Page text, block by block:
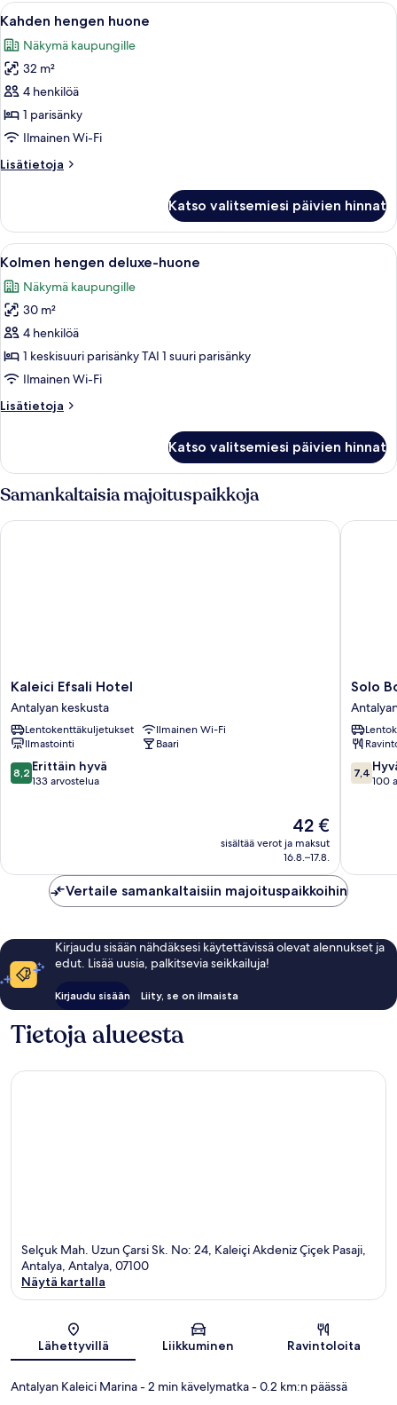
Avaa
kaikki
huonetyypin
Kahden
hengen
huone
kuvat
Sängyssä on kuviollinen päiväpeite,
9
Kahden hengen huone
Näkymä kaupungille
32 m²
4 henkilöä
1 parisänky
Ilmainen Wi-Fi
Lisätietoja
Lisätietoja
huone
Katso valitsemiesi päivien hinnat
Avaa
kaikki
huonetyypin
Kolmen
hengen
deluxe-
huone
Tallelokero huoneessa, työpöytä,
6
Kolmen hengen deluxe-huone
Näkymä kaupungille
30 m²
4 henkilöä
1 keskisuuri parisänky TAI 1 suuri parisänky
Ilmainen Wi-Fi
Lisätietoja
Lisätietoja
deluxe-
huone
Katso valitsemiesi päivien hinnat
Samankaltaisia majoituspaikkoja
Kaleici
Efsali
Hotel
Antalyan
keskusta
Kaleici Efsali Hotel
Antalyan keskusta
Lentokenttäkuljetukset
Ilmainen Wi-Fi
Ilmastointi
Baari
8.2
kautta
8,2 Erittäin hyvä
133 arvostelua
Hinta
42 €
42 €
sisältää verot ja maksut
16.8.–17.8.
Kaleici Efsali Hotel
Solo
Hotel
Antalyan
keskusta
Solo
7.4
kautta
7,4
100
Solo
Vertaile samankaltaisiin majoituspaikkoihin
Kirjaudu sisään nähdäksesi käytettävissä olevat alennukset ja
edut. Lisää uusia, palkitsevia seikkailuja!
Kirjaudu sisään Liity, se on ilmaista
Tietoja alueesta
Selçuk Mah. Uzun Çarsi Sk. No: 24, Kaleiçi Akdeniz Çiçek Pasaji,
Antalya, Antalya, 07100
Näytä kartalla
Lähettyvillä Liikkuminen Ravintoloita
Antalyan Kaleici Marina- 2 min kävelymatka- 0.2 km:n päässä